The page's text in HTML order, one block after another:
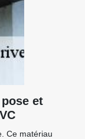
et
Ce matériau